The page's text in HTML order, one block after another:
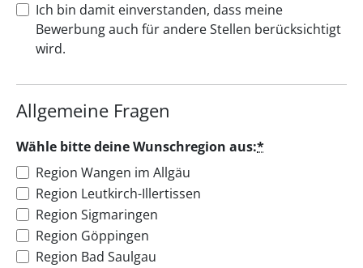
Ich bin damit einverstanden, dass meine
Bewerbung auch für andere Stellen berücksichtigt
wird.
Allgemeine Fragen
Wähle bitte deine Wunschregion aus:*
Region Wangen im Allgäu
Region Leutkirch-Illertissen
Region Sigmaringen
Region Göppingen
Region Bad Saulgau